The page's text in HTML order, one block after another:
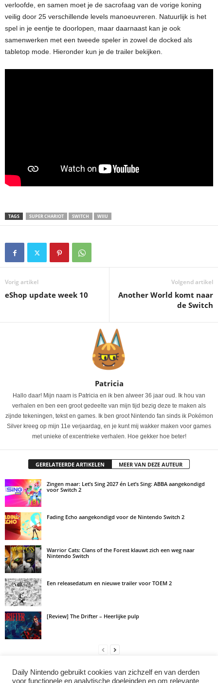
verloofde, en samen moet je de sacrofaag van de vorige koning
veilig door 25 verschillende levels manoeuvreren. Natuurlijk is het
spel in je eentje te doorlopen, maar daarnaast kan je ook
samenwerken met een tweede speler in zowel de docked als
tabletop mode. Hieronder kun je de trailer bekijken.
TAGS SUPER CHARIOT SWITCH WIIU
Vorig artikel
eShop update week 10
Volgend artikel
Another World komt naar
de Switch
Patricia
Hallo daar! Mijn naam is Patricia en ik ben alweer 36 jaar oud. Ik hou van
verhalen en ben een groot gedeelte van mijn tijd bezig deze te maken als
zijnde tekeningen, tekst en games. Ik ben groot Nintendo fan sinds ik Pokémon
Silver kreeg op mijn 11e verjaardag, en je kunt mij wakker maken voor games
met unieke of excentrieke verhalen. Hoe gekker hoe beter!
GERELATEERDE ARTIKELEN MEER VAN DEZE AUTEUR
Zingen maar: Let’s Sing 2027 én Let’s Sing: ABBA aangekondigd
voor Switch 2
Fading Echo aangekondigd voor de Nintendo Switch 2
Warrior Cats: Clans of the Forest klauwt zich een weg naar
Nintendo Switch
Een releasedatum en nieuwe trailer voor TOEM 2
[Review] The Drifter – Heerlijke pulp
LAAT EEN REACTIE ACHTER
Daily Nintendo gebruikt cookies van zichzelf en van derden
voor functionele en analytische doeleinden en om relevante